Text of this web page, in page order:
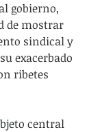
gobierno,
de mostrar
sindical y
exacerbado
ribetes
central